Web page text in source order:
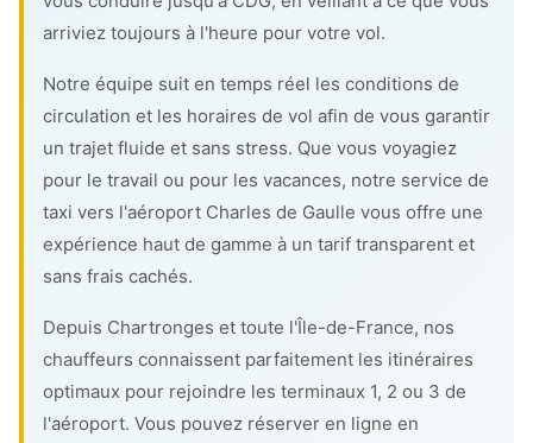
arriviez toujours à l'heure pour votre vol.
Notre équipe suit en temps réel les conditions de
circulation et les horaires de vol afin de vous garantir
un trajet fluide et sans stress. Que vous voyagiez
pour le travail ou pour les vacances, notre service de
taxi vers l'aéroport Charles de Gaulle vous offre une
expérience haut de gamme à un tarif transparent et
sans frais cachés.
Depuis Chartronges et toute l'Île-de-France, nos
chauffeurs connaissent parfaitement les itinéraires
optimaux pour rejoindre les terminaux 1, 2 ou 3 de
l'aéroport. Vous pouvez réserver en ligne en